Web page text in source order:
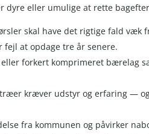
dyre eller umulige at rette
skal have det rigtige fald væk
at opdage tre år senere.
forkert komprimeret bærelag
kræver udstyr og erfaring —
fra kommunen og påvirker